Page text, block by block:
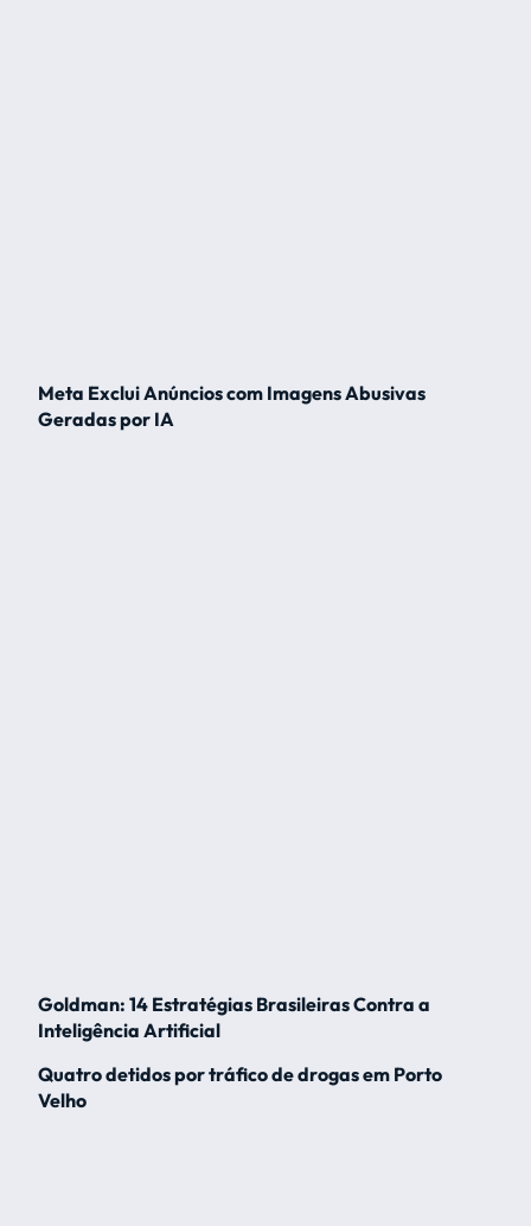
Meta Exclui Anúncios com Imagens Abusivas
Geradas por IA
Goldman: 14 Estratégias Brasileiras Contra a
Inteligência Artificial
Quatro detidos por tráfico de drogas em Porto
Velho